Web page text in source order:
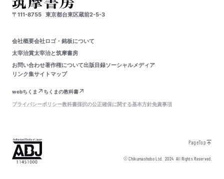
〒111-8755 東京都台東区蔵前2-5-3
会社概要会社ロゴ・銘板について
太宰治賞太宰治と筑摩書房
お問い合わせ著作権について出版目録ソーシャルメディア
リンク集サイトマップ
webちくま
ちくまの教科書
プライバシーポリシー教科書採択の公正確保に関する基本方針免責事項
PageTop
© Chikumashobo Ltd.2024 All Rights Reserved.